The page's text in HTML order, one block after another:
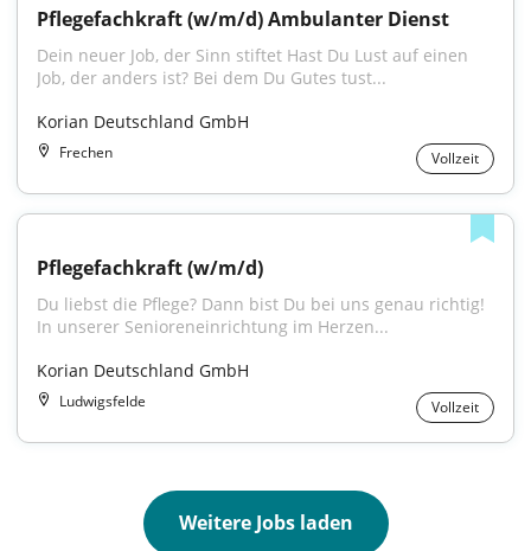
Pflegefachkraft (w/m/d) Ambulanter Dienst
Dein neuer Job, der Sinn stiftet Hast Du Lust auf einen
Job, der anders ist? Bei dem Du Gutes tust...
Korian Deutschland GmbH
Frechen Vollzeit
Pflegefachkraft (w/m/d)
Du liebst die Pflege? Dann bist Du bei uns genau richtig!
In unserer Senioreneinrichtung im Herzen...
Korian Deutschland GmbH
Ludwigsfelde Vollzeit
Weitere Jobs laden